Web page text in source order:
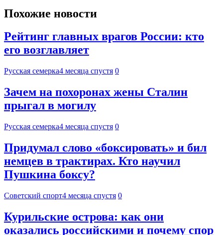
Похожие новости
Рейтинг главных врагов России: кто
его возглавляет
Русская семерка4 месяца спустя 0
Зачем на похоронах жены Сталин
прыгал в могилу
Русская семерка4 месяца спустя 0
Придумал слово «боксировать» и бил
немцев в трактирах. Кто научил
Пушкина боксу?
Советский спорт4 месяца спустя 0
Курильские острова: как они
оказались российскими и почему спор